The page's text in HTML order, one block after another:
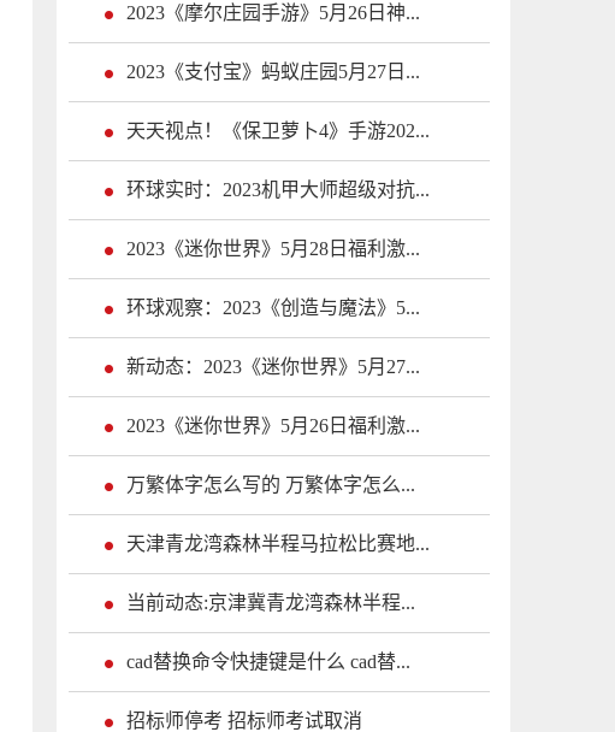
2023《摩尔庄园手游》5月26日神...
2023《支付宝》蚂蚁庄园5月27日...
天天视点！《保卫萝卜4》手游202...
环球实时：2023机甲大师超级对抗...
2023《迷你世界》5月28日福利激...
环球观察：2023《创造与魔法》5...
新动态：2023《迷你世界》5月27...
2023《迷你世界》5月26日福利激...
万繁体字怎么写的 万繁体字怎么...
天津青龙湾森林半程马拉松比赛地...
当前动态:京津冀青龙湾森林半程...
cad替换命令快捷键是什么 cad替...
招标师停考 招标师考试取消